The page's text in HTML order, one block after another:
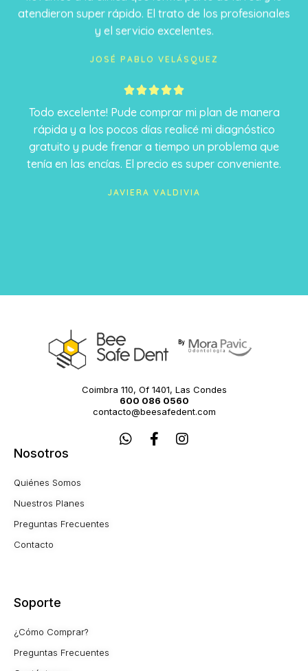
atendieron super rápido. El trato de los profesionales
y el servicio excelentes.
JOSÉ PABLO VELÁSQUEZ
/
5
Todo excelente! Pude comprar mi plan de manera
rápida y a los pocos días realicé mi diagnóstico
gratuito y pude frenar a tiempo un problema que
Coimbra 110, Of 1401, Las Condes
600 086 0560
contacto@beesafedent.com
W
h
F
a
I
n
Nosotros
Quiénes Somos
Nuestros Planes
Preguntas Frecuentes
Contacto
Soporte
¿Cómo Comprar?
Preguntas Frecuentes